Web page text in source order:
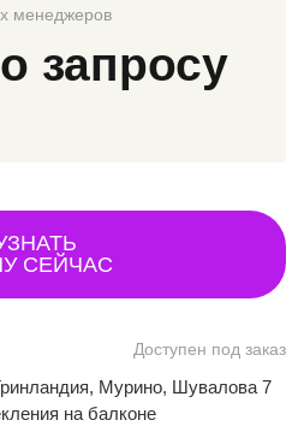
Доступен под заказ
Мурино, Шувалова 7
на балконе
менеджеров
запросу
СЕЙЧАС